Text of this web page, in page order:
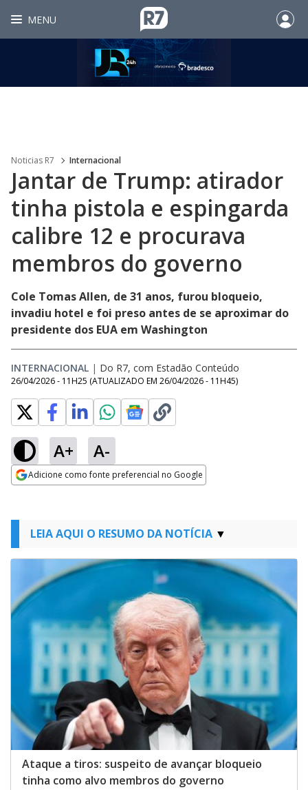
MENU
Noticias R7 Internacional
Jantar de Trump: atirador
tinha pistola e espingarda
calibre 12 e procurava
membros do governo
Cole Tomas Allen, de 31 anos, furou bloqueio,
invadiu hotel e foi preso antes de se aproximar do
presidente dos EUA em Washington
INTERNACIONAL | Do R7, com Estadão Conteúdo
26/04/2026 - 11H25 (ATUALIZADO EM 26/04/2026 - 11H45)
A+ A-
Adicione como fonte preferencial no Google
LEIA AQUI O RESUMO DA NOTÍCIA
Ataque a tiros: suspeito de avançar bloqueio
tinha como alvo membros do governo